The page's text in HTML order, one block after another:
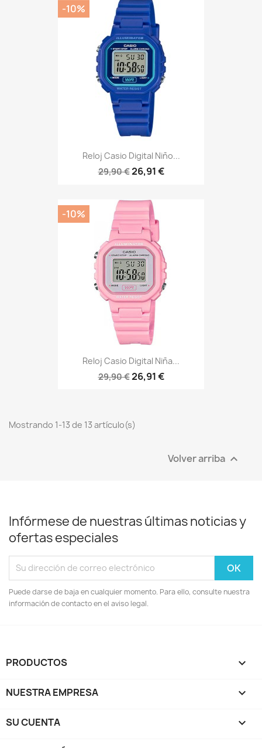
Reloj Casio Digital Niño...
29,90 €26,91 €
-10%
Reloj Casio Digital Niña...
29,90 €26,91 €
-10%
Mostrando 1-13 de 13 artículo(s)
Volver arriba 
Infórmese de nuestras últimas noticias y
ofertas especiales
Puede darse de baja en cualquier momento. Para ello, consulte nuestra
información de contacto en el aviso legal.
PRODUCTOS 
NUESTRA EMPRESA 
SU CUENTA 